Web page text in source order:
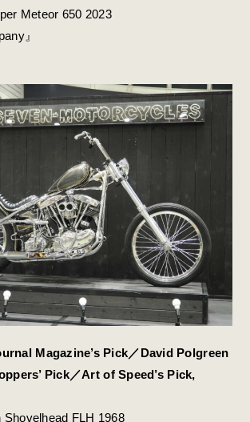
Meteor 650 2023
』
Magazine’s Pick／David Polgreen
Pick／Art of Speed’s Pick,
FLH 1968